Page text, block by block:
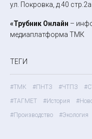
ул. Покровка, д.40 стр.2а
«Трубник Онлайн –
медиаплатформа ТМК
ТЕГИ
#ТМК #ПНТЗ #ЧТПЗ
#ТАГМЕТ
#История
#Производство
#Экология